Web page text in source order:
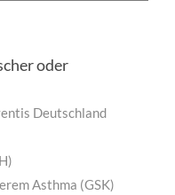
oder
Deutschland
Asthma (GSK)